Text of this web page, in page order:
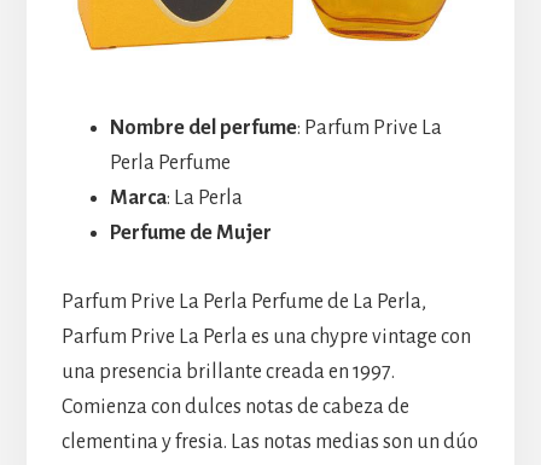
Nombre del perfume: Parfum Prive La
Perla Perfume
Marca: La Perla
Perfume de Mujer
Parfum Prive La Perla Perfume de La Perla,
Parfum Prive La Perla es una chypre vintage con
una presencia brillante creada en 1997.
Comienza con dulces notas de cabeza de
clementina y fresia. Las notas medias son un dúo